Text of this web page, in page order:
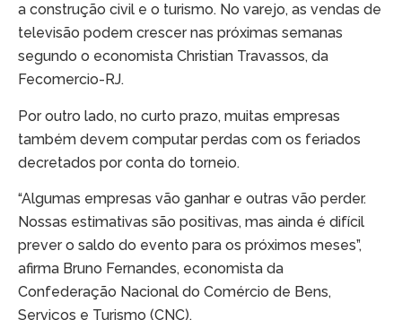
a construção civil e o turismo. No varejo, as vendas de
televisão podem crescer nas próximas semanas
segundo o economista Christian Travassos, da
Fecomercio-RJ.
Por outro lado, no curto prazo, muitas empresas
também devem computar perdas com os feriados
decretados por conta do torneio.
“Algumas empresas vão ganhar e outras vão perder.
Nossas estimativas são positivas, mas ainda é difícil
prever o saldo do evento para os próximos meses”,
afirma Bruno Fernandes, economista da
Confederação Nacional do Comércio de Bens,
Serviços e Turismo (CNC).